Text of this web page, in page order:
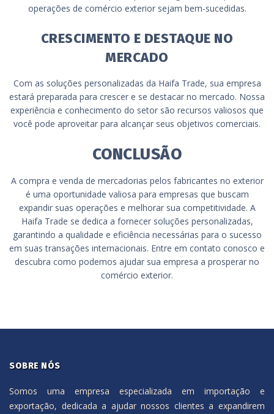
operações de comércio exterior sejam bem-sucedidas.
CRESCIMENTO E DESTAQUE NO
MERCADO
Com as soluções personalizadas da Haifa Trade, sua empresa
estará preparada para crescer e se destacar no mercado. Nossa
experiência e conhecimento do setor são recursos valiosos que
você pode aproveitar para alcançar seus objetivos comerciais.
CONCLUSÃO
A compra e venda de mercadorias pelos fabricantes no exterior
é uma oportunidade valiosa para empresas que buscam
expandir suas operações e melhorar sua competitividade. A
Haifa Trade se dedica a fornecer soluções personalizadas,
garantindo a qualidade e eficiência necessárias para o sucesso
em suas transações internacionais. Entre em contato conosco e
descubra como podemos ajudar sua empresa a prosperar no
comércio exterior.
SOBRE NÓS
Somos uma empresa especializada em importação e
exportação, dedicada a ajudar nossos clientes a expandirem